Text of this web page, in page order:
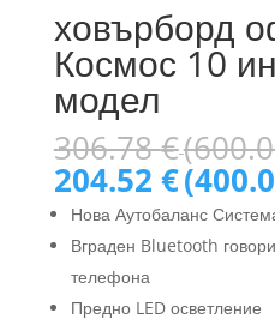
ховърборд
Космос 10
модел
306.78€
204.52 €
Нова Аутобаланс
Вграден Bluetooth
телефона
Предно LED осветление